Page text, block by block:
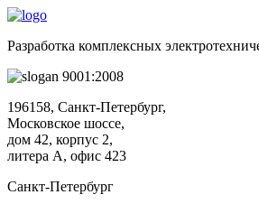
Разработка комплексных
9001:2008
196158, Санкт-Петербург,
Московское шоссе,
дом 42, корпус 2,
литера А, офис 423
Санкт-Петербург